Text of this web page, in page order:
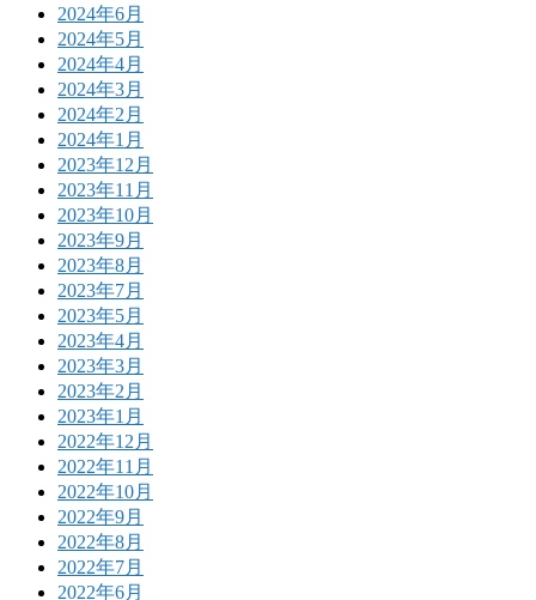
2024年6月
2024年5月
2024年4月
2024年3月
2024年2月
2024年1月
2023年12月
2023年11月
2023年10月
2023年9月
2023年8月
2023年7月
2023年5月
2023年4月
2023年3月
2023年2月
2023年1月
2022年12月
2022年11月
2022年10月
2022年9月
2022年8月
2022年7月
2022年6月